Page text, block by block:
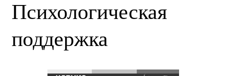
Психологическая
поддержка